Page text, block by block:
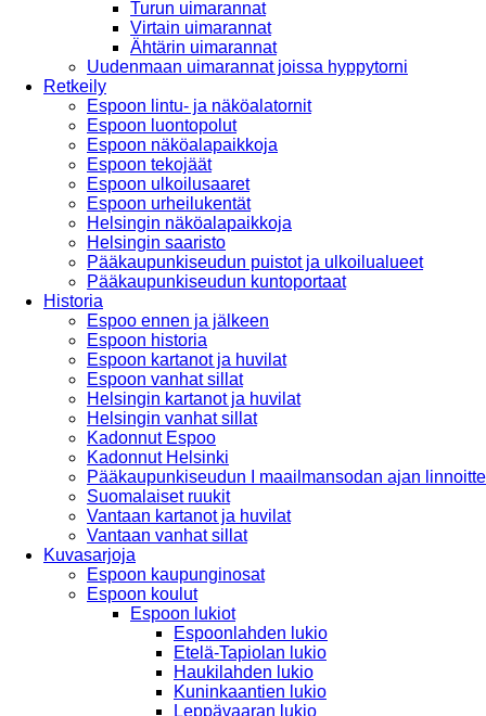
Turun uimarannat
Virtain uimarannat
Ähtärin uimarannat
Uudenmaan uimarannat joissa hyppytorni
Retkeily
Espoon lintu- ja näköalatornit
Espoon luontopolut
Espoon näköalapaikkoja
Espoon tekojäät
Espoon ulkoilusaaret
Espoon urheilukentät
Helsingin näköalapaikkoja
Helsingin saaristo
Pääkaupunkiseudun puistot ja ulkoilualueet
Pääkaupunkiseudun kuntoportaat
Historia
Espoo ennen ja jälkeen
Espoon historia
Espoon kartanot ja huvilat
Espoon vanhat sillat
Helsingin kartanot ja huvilat
Helsingin vanhat sillat
Kadonnut Espoo
Kadonnut Helsinki
Pääkaupunkiseudun I maailmansodan ajan
Suomalaiset ruukit
Vantaan kartanot ja huvilat
Vantaan vanhat sillat
Kuvasarjoja
Espoon kaupunginosat
Espoon koulut
Espoon lukiot
Espoonlahden lukio
Etelä-Tapiolan lukio
Haukilahden lukio
Kuninkaantien lukio
Leppävaaran lukio